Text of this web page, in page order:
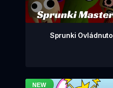
Sprunki Ovládnuto